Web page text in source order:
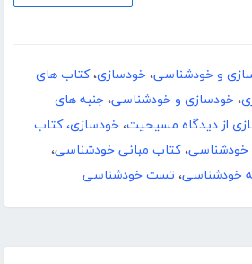
و خودشناسی، خودسازی،کتاب های
، خودسازی و خودشناسی، جنبه های
از دیدگاه مسیحیت، خودسازی، کتاب
خودشناسی،کتاب مبانی خودشناسی،
خودشناسی، تست خودشناسی